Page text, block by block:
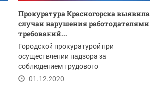
Прокуратура Красногорска выявила
случаи нарушения работодателями
требований...
Городской прокуратурой при
осуществлении надзора за
соблюдением трудового
законодательства выявляются
01.12.2020